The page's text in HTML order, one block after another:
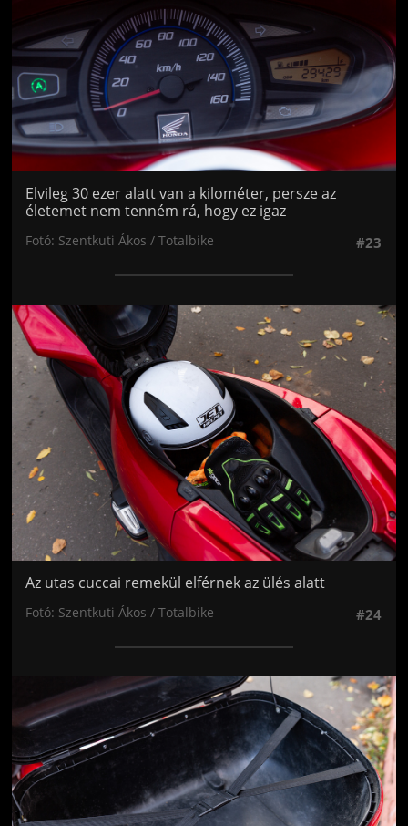
Elvileg 30 ezer alatt van a kilométer, persze az
életemet nem tenném rá, hogy ez igaz
Fotó: Szentkuti Ákos / Totalbike #23
Jön még kép!
Az utas cuccai remekül elférnek az ülés alatt
Fotó: Szentkuti Ákos / Totalbike #24
Jön még kép!